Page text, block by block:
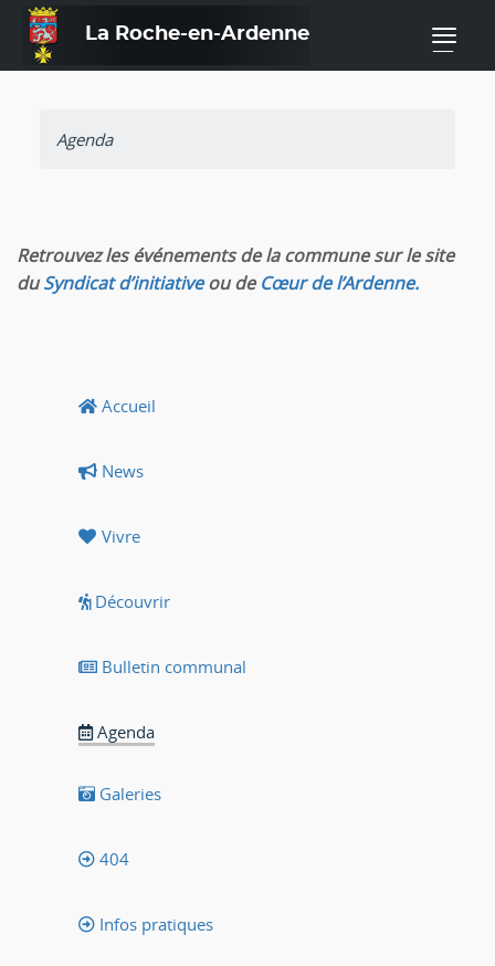
La Roche-en-Ardenne —
Agenda
Retrouvez les événements de la commune sur le site
duSyndicat d’initiativeou deCœur de l’Ardenne.
Accueil
News
Vivre
Découvrir
Bulletin communal
Agenda
Galeries
404
Infos pratiques